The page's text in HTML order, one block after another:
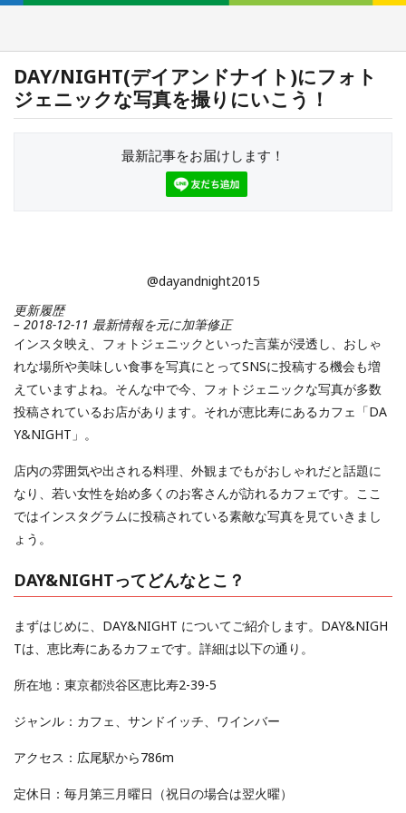
DAY/NIGHT(デイアンドナイト)にフォト
ジェニックな写真を撮りにいこう！
最新記事をお届けします！
@dayandnight2015
更新履歴
– 2018-12-11 最新情報を元に加筆修正
インスタ映え、フォトジェニックといった言葉が浸透し、おしゃ
れな場所や美味しい食事を写真にとってSNSに投稿する機会も増
えていますよね。そんな中で今、フォトジェニックな写真が多数
投稿されているお店があります。それが恵比寿にあるカフェ「DA
Y&NIGHT」。
店内の雰囲気や出される料理、外観までもがおしゃれだと話題に
なり、若い女性を始め多くのお客さんが訪れるカフェです。ここ
ではインスタグラムに投稿されている素敵な写真を見ていきまし
ょう。
DAY&NIGHTってどんなとこ？
まずはじめに、DAY&NIGHT についてご紹介します。DAY&NIGH
Tは、恵比寿にあるカフェです。詳細は以下の通り。
所在地：東京都渋谷区恵比寿2-39-5
ジャンル：カフェ、サンドイッチ、ワインバー
アクセス：広尾駅から786m
定休日：毎月第三月曜日（祝日の場合は翌火曜）